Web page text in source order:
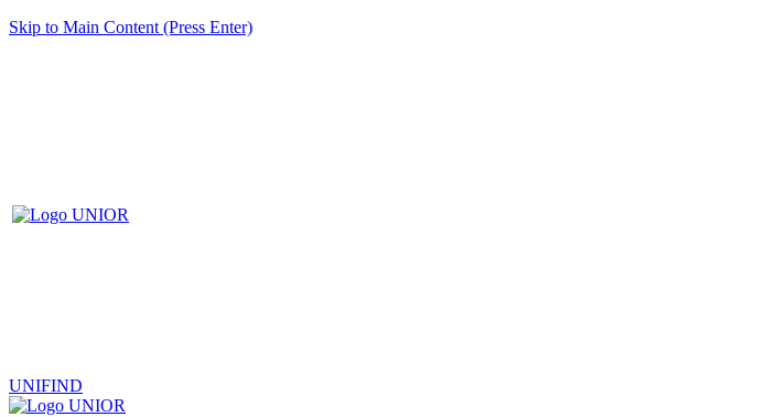
Skip to Main Content (Press Enter)
UNIFIND